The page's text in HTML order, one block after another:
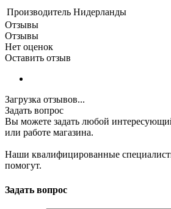
Производитель Нидерланды
Отзывы
Отзывы
Нет оценок
Оставить отзыв
Загрузка отзывов...
Задать вопрос
Вы можете задать любой
или работе магазина.
Наши квалифицированные
помогут.
Задать вопрос